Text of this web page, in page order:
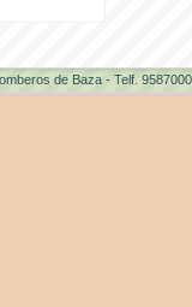
de Baza - Telf.